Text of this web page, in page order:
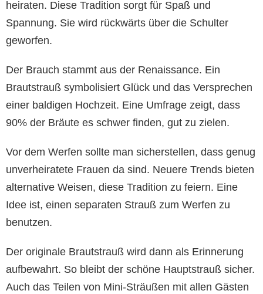
heiraten. Diese Tradition sorgt für Spaß und
Spannung. Sie wird rückwärts über die Schulter
geworfen.
Der Brauch stammt aus der Renaissance. Ein
Brautstrauß symbolisiert Glück und das Versprechen
einer baldigen Hochzeit. Eine Umfrage zeigt, dass
90% der Bräute es schwer finden, gut zu zielen.
Vor dem Werfen sollte man sicherstellen, dass genug
unverheiratete Frauen da sind. Neuere Trends bieten
alternative Weisen, diese Tradition zu feiern. Eine
Idee ist, einen separaten Strauß zum Werfen zu
benutzen.
Der originale Brautstrauß wird dann als Erinnerung
aufbewahrt. So bleibt der schöne Hauptstrauß sicher.
Auch das Teilen von Mini-Sträußen mit allen Gästen